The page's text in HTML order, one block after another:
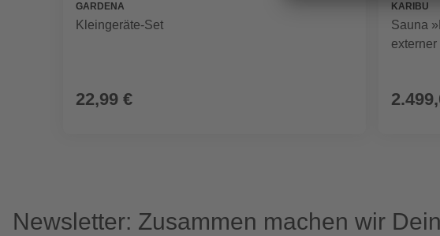
GARDENA
Kleingeräte-Set
22,99 €
KARIBU
Sauna
Newsletter: Zusammen machen wir